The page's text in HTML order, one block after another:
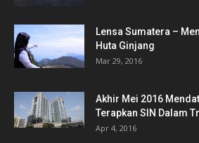
Lensa Sumatera –
Huta Ginjang
Mar 29, 2016
Akhir Mei 2016
Terapkan SIN Dalam
Apr 4, 2016